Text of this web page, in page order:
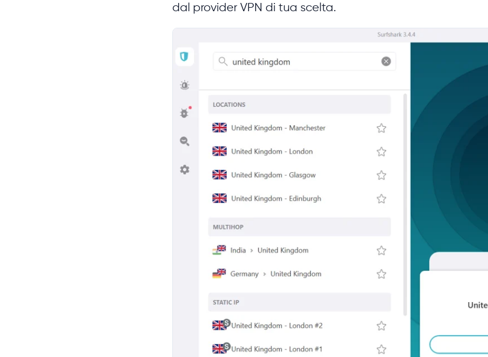
dal provider VPN di tua scelta.